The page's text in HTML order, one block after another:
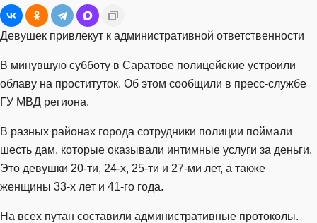
Девушек привлекут к административной ответственности
В минувшую субботу в Саратове полицейские устроили
облаву на проституток. Об этом сообщили в пресс-службе
ГУ МВД региона.
В разных районах города сотрудники полиции поймали
шесть дам, которые оказывали интимные услуги за деньги.
Это девушки 20-ти, 24-х, 25-ти и 27-ми лет, а также
женщины 33-х лет и 41-го года.
На всех путан составили административные протоколы.